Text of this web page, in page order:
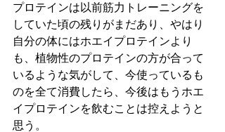
プロテインは以前筋力トレーニングを
していた頃の残りがまだあり、やはり
自分の体にはホエイプロテインより
も、植物性のプロテインの方が合って
いるような気がして、今使っているも
のを全て消費したら、今後はもうホエ
イプロテインを飲むことは控えようと
思う。